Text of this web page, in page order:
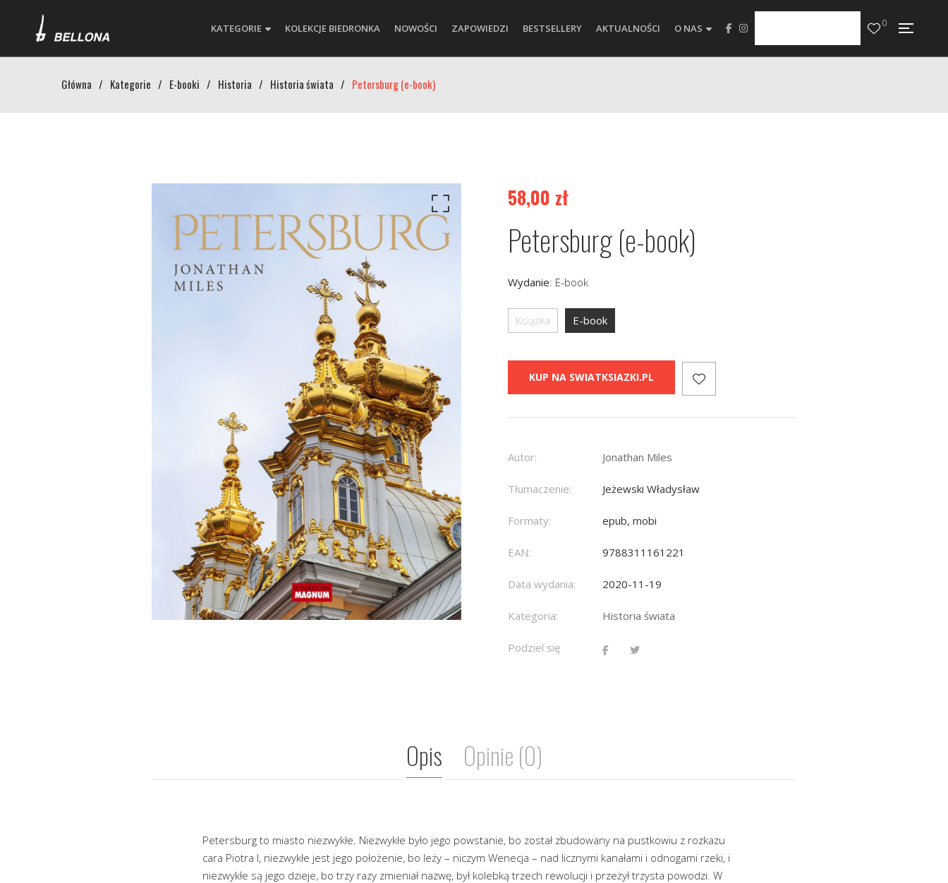
KATEGORIE KOLEKCJE BIEDRONKA NOWOŚCI ZAPOWIEDZI BESTSELLERY AKTUALNOŚCI O NAS 0
Główna / Kategorie / E-booki / Historia / Historia świata / Petersburg (e-book)
58,00 zł
Petersburg (e-book)
Wydanie: E-book
Książka E-book
KUP NA SWIATKSIAZKI.PL
Autor: Jonathan Miles
Tłumaczenie: Jeżewski Władysław
Formaty: epub, mobi
EAN: 9788311161221
Data wydania: 2020-11-19
Kategoria: Historia świata
Podziel się
Opis Opinie (0)
Petersburg to miasto niezwykłe. Niezwykłe było jego powstanie, bo został zbudowany na pustkowiu z rozkazu
cara Piotra I, niezwykłe jest jego położenie, bo leży – niczym Wenecja – nad licznymi kanałami i odnogami rzeki, i
niezwykłe są jego dzieje, bo trzy razy zmieniał nazwę, był kolebką trzech rewolucji i przeżył trzysta powodzi. W